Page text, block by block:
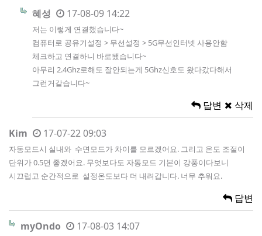
혜성 17-08-09 14:22
저는 이렇게 연결했습니다~
컴퓨터로 공유기설정 > 무선설정 > 5G무선인터넷 사용안함
체크하고 연결하니 바로됐습니다~
아무리 2.4Ghz로해도 잘안되는게 5Ghz신호도 왔다갔다해서
그런거같습니다~
답변 삭제
Kim 17-07-22 09:03
자동모드시 실내와 수면모드가 차이를 모르겠어요. 그리고 온도 조절이
단위가 0.5면 좋겠어요. 무엇보다도 자동모드 기본이 강풍이다보니
시끄럽고 순간적으로 설정온도보다 더 내려갑니다. 너무 추워요.
답변
myOndo 17-08-03 14:07